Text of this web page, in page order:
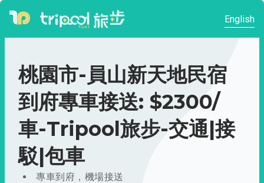
English
桃園市-員山新天地民宿
到府專車接送: $2300/
車-Tripool旅步-交通|接
駁|包車
專車到府，機場接送